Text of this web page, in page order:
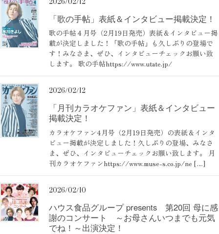
「歌の手帖」表紙＆インタビュー掲載決定！
歌の手帖４月号（2月19日発売）表紙＆インタビュー掲
載が決定しました！「歌の手帖」も久しぶりの登場で
す！みなさま、ぜひ、インタビューチェックお願い致
します。 歌の手帖https://www.utate.jp/
2026/02/12
「月刊カラオケファン」表紙＆インタビュー
掲載決定！
カラオケファン4月号（2月19日発売）の表紙＆インタ
ビュー掲載が決定しました！久しぶりの登場、みなさ
ま、ぜひ、インタビューチェックお願い致します。 月
刊カラオケファンhttps://www.muse-s.co.jp/ne […]
2026/02/10
ハウス食品グループ presents 第20回 母に感
謝のコンサート ～お母さんいつまでも元気
でね！～出演決定！